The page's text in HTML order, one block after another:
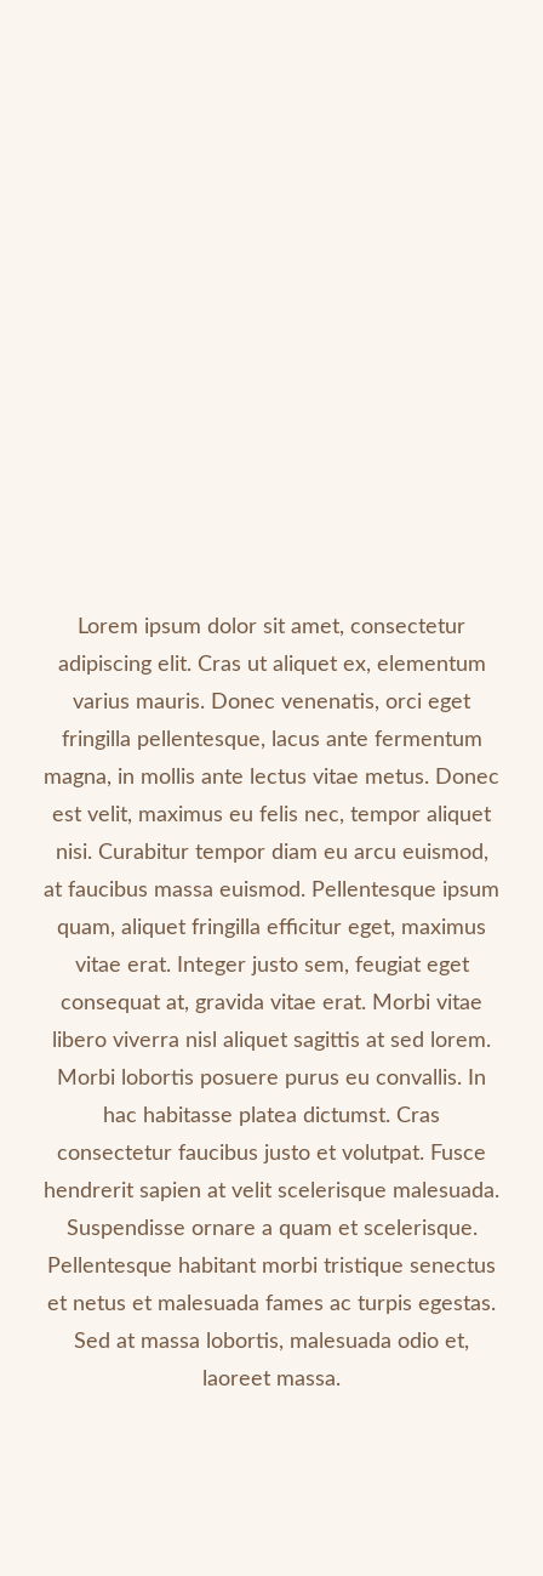
Lorem ipsum dolor sit amet, consectetur
adipiscing elit. Cras ut aliquet ex, elementum
varius mauris. Donec venenatis, orci eget
fringilla pellentesque, lacus ante fermentum
magna, in mollis ante lectus vitae metus. Donec
est velit, maximus eu felis nec, tempor aliquet
nisi. Curabitur tempor diam eu arcu euismod,
at faucibus massa euismod. Pellentesque ipsum
quam, aliquet fringilla efficitur eget, maximus
vitae erat. Integer justo sem, feugiat eget
consequat at, gravida vitae erat. Morbi vitae
libero viverra nisl aliquet sagittis at sed lorem.
Morbi lobortis posuere purus eu convallis. In
hac habitasse platea dictumst. Cras
consectetur faucibus justo et volutpat. Fusce
hendrerit sapien at velit scelerisque malesuada.
Suspendisse ornare a quam et scelerisque.
Pellentesque habitant morbi tristique senectus
et netus et malesuada fames ac turpis egestas.
Sed at massa lobortis, malesuada odio et,
laoreet massa.